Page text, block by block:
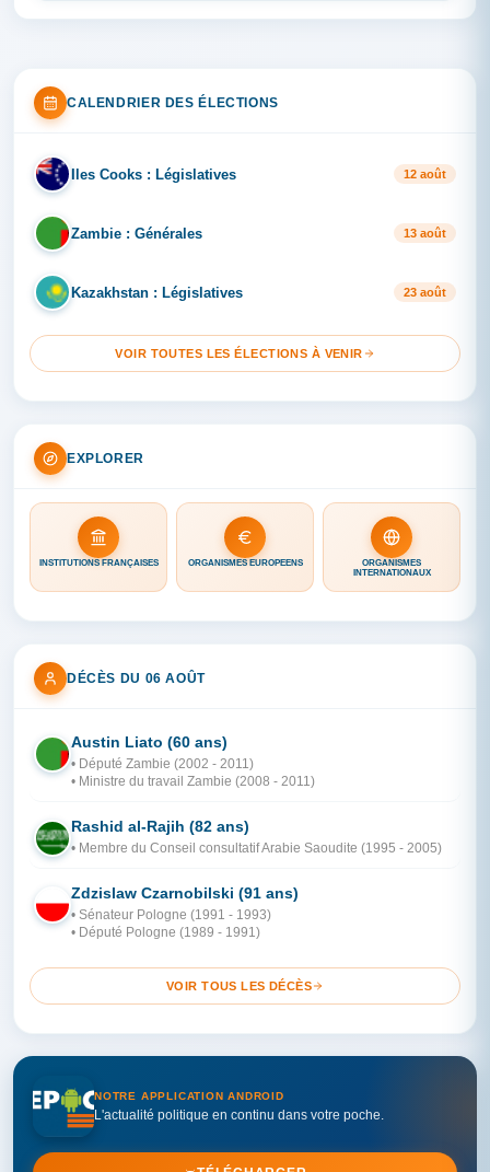
CALENDRIER DES ÉLECTIONS
IL Iles Cooks : Législatives 12 août
ZA Zambie : Générales 13 août
KA Kazakhstan : Législatives 23 août
VOIR TOUTES LES ÉLECTIONS À VENIR
EXPLORER
INSTITUTIONS FRANÇAISES ORGANISMES EUROPÉENS
ORGANISMES
INTERNATIONAUX
DÉCÈS DU 06 AOÛT
ZA
Austin Liato (60 ans)
• Député Zambie (2002 - 2011)
• Ministre du travail Zambie (2008 - 2011)
AR
Rashid al-Rajih (82 ans)
• Membre du Conseil consultatif Arabie Saoudite (1995 - 2005)
PO
Zdzislaw Czarnobilski (91 ans)
• Sénateur Pologne (1991 - 1993)
• Député Pologne (1989 - 1991)
VOIR TOUS LES DÉCÈS
NOTRE APPLICATION ANDROID
L'actualité politique en continu dans votre poche.